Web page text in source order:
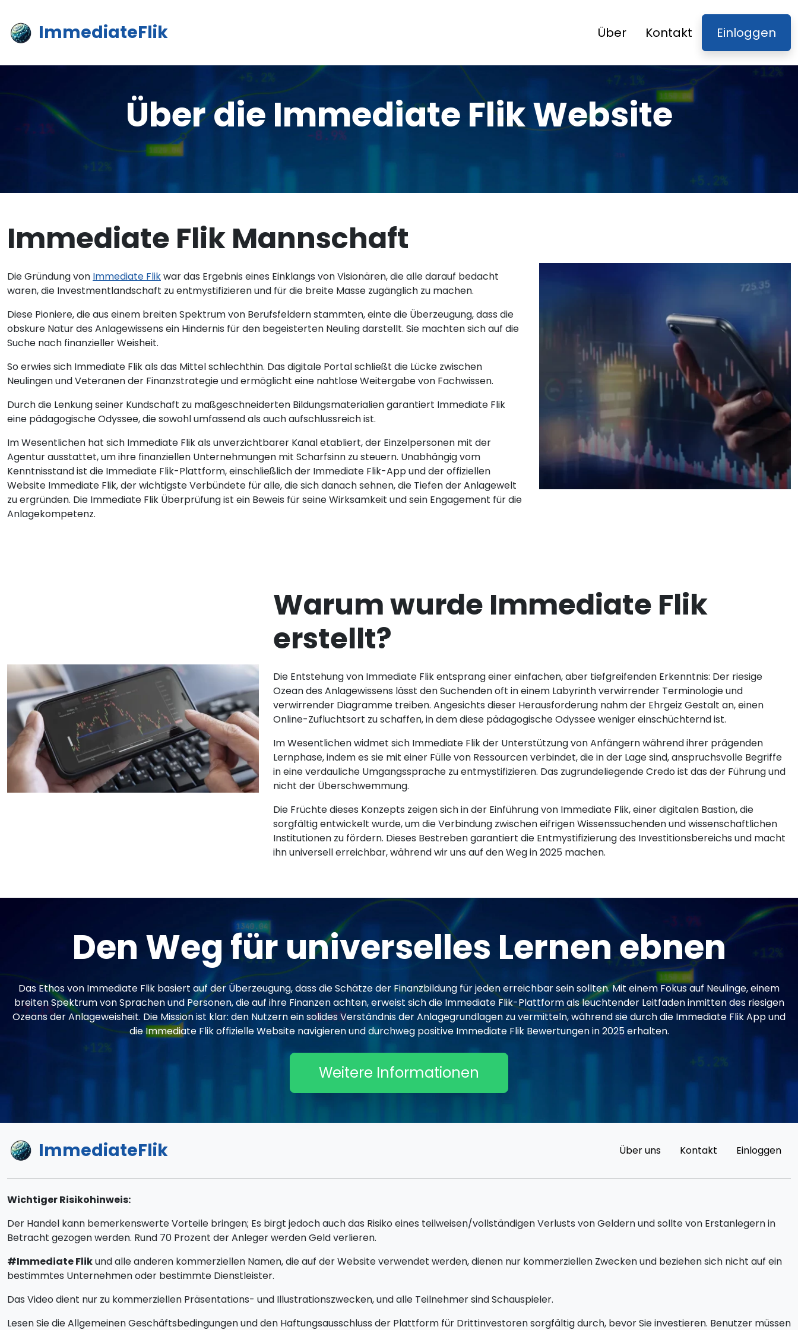
ImmediateFlik Über Kontakt Einloggen
Über die Immediate Flik Website
Immediate Flik Mannschaft
Die Gründung von Immediate Flikwar das Ergebnis eines Einklangs von Visionären, die alle darauf bedacht
waren, die Investmentlandschaft zu entmystifizieren und für die breite Masse zugänglich zu machen.
Diese Pioniere, die aus einem breiten Spektrum von Berufsfeldern stammten, einte die Überzeugung, dass die
obskure Natur des Anlagewissens ein Hindernis für den begeisterten Neuling darstellt. Sie machten sich auf die
Suche nach finanzieller Weisheit.
So erwies sich Immediate Flik als das Mittel schlechthin. Das digitale Portal schließt die Lücke zwischen
Neulingen und Veteranen der Finanzstrategie und ermöglicht eine nahtlose Weitergabe von Fachwissen.
Durch die Lenkung seiner Kundschaft zu maßgeschneiderten Bildungsmaterialien garantiert Immediate Flik
eine pädagogische Odyssee, die sowohl umfassend als auch aufschlussreich ist.
Im Wesentlichen hat sich Immediate Flik als unverzichtbarer Kanal etabliert, der Einzelpersonen mit der
Agentur ausstattet, um ihre finanziellen Unternehmungen mit Scharfsinn zu steuern. Unabhängig vom
Kenntnisstand ist die Immediate Flik-Plattform, einschließlich der Immediate Flik-App und der offiziellen
Website Immediate Flik, der wichtigste Verbündete für alle, die sich danach sehnen, die Tiefen der Anlagewelt
zu ergründen. Die Immediate Flik Überprüfung ist ein Beweis für seine Wirksamkeit und sein Engagement für die
Anlagekompetenz.
Warum wurde Immediate Flik
erstellt?
Die Entstehung von Immediate Flik entsprang einer einfachen, aber tiefgreifenden Erkenntnis: Der riesige
Ozean des Anlagewissens lässt den Suchenden oft in einem Labyrinth verwirrender Terminologie und
verwirrender Diagramme treiben. Angesichts dieser Herausforderung nahm der Ehrgeiz Gestalt an, einen
Online-Zufluchtsort zu schaffen, in dem diese pädagogische Odyssee weniger einschüchternd ist.
Im Wesentlichen widmet sich Immediate Flik der Unterstützung von Anfängern während ihrer prägenden
Lernphase, indem es sie mit einer Fülle von Ressourcen verbindet, die in der Lage sind, anspruchsvolle Begriffe
in eine verdauliche Umgangssprache zu entmystifizieren. Das zugrundeliegende Credo ist das der Führung und
nicht der Überschwemmung.
Die Früchte dieses Konzepts zeigen sich in der Einführung von Immediate Flik, einer digitalen Bastion, die
sorgfältig entwickelt wurde, um die Verbindung zwischen eifrigen Wissenssuchenden und wissenschaftlichen
Institutionen zu fördern. Dieses Bestreben garantiert die Entmystifizierung des Investitionsbereichs und macht
ihn universell erreichbar, während wir uns auf den Weg in 2025 machen.
Den Weg für universelles Lernen ebnen
Das Ethos von Immediate Flik basiert auf der Überzeugung, dass die Schätze der Finanzbildung für jeden erreichbar sein sollten. Mit einem Fokus auf Neulinge, einem
breiten Spektrum von Sprachen und Personen, die auf ihre Finanzen achten, erweist sich die Immediate Flik-Plattform als leuchtender Leitfaden inmitten des riesigen
Ozeans der Anlageweisheit. Die Mission ist klar: den Nutzern ein solides Verständnis der Anlagegrundlagen zu vermitteln, während sie durch die Immediate Flik App und
die Immediate Flik offizielle Website navigieren und durchweg positive Immediate Flik Bewertungen in 2025 erhalten.
Weitere Informationen
ImmediateFlik Über uns Kontakt Einloggen
Wichtiger Risikohinweis:
Der Handel kann bemerkenswerte Vorteile bringen; Es birgt jedoch auch das Risiko eines teilweisen/vollständigen Verlusts von Geldern und sollte von Erstanlegern in
Betracht gezogen werden. Rund 70 Prozent der Anleger werden Geld verlieren.
#Immediate Flikund alle anderen kommerziellen Namen, die auf der Website verwendet werden, dienen nur kommerziellen Zwecken und beziehen sich nicht auf ein
bestimmtes Unternehmen oder bestimmte Dienstleister.
Das Video dient nur zu kommerziellen Präsentations- und Illustrationszwecken, und alle Teilnehmer sind Schauspieler.
Lesen Sie die Allgemeinen Geschäftsbedingungen und den Haftungsausschluss der Plattform für Drittinvestoren sorgfältig durch, bevor Sie investieren. Benutzer müssen